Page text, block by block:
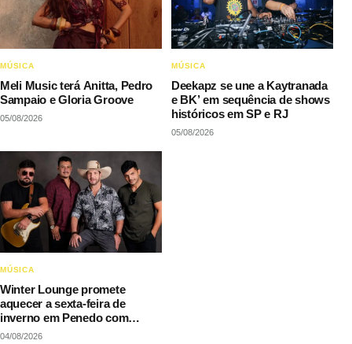
MÚSICA
Meli Music terá Anitta, Pedro
Sampaio e Gloria Groove
05/08/2026
MÚSICA
Deekapz se une a Kaytranada
e BK’ em sequência de shows
históricos em SP e RJ
05/08/2026
MÚSICA
Winter Lounge promete
aquecer a sexta-feira de
inverno em Penedo com
música e gastronomia
04/08/2026